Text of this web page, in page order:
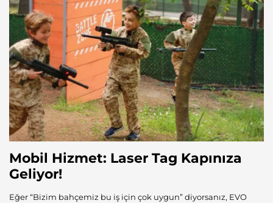
Mobil Hizmet: Laser Tag Kapınıza
Geliyor!
Eğer “Bizim bahçemiz bu iş için çok uygun” diyorsanız, EVO